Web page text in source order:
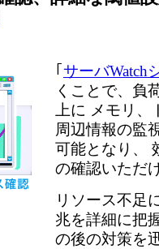
｢ サーバWatch
くことで、負
上に メモリ、
周辺情報の監
可能となり、
の確認いただ
リソース不足
兆を詳細に把
の後の対策を